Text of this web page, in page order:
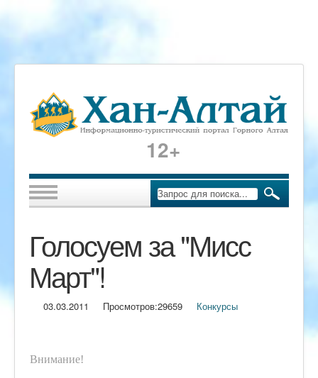
12+
Голосуем за "Мисс
Март"!
03.03.2011 Просмотров:29659 Конкурсы
Внимание!